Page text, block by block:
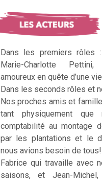
Dans les premiers rôles
Marie-Charlotte
amoureux en quête d’une
Dans les seconds rôles et
Nos proches amis et
tant physiquement que
comptabilité au montage
par les plantations et le
nous avions besoin de tous!
Fabrice qui travaille avec
saisons, et Jean-